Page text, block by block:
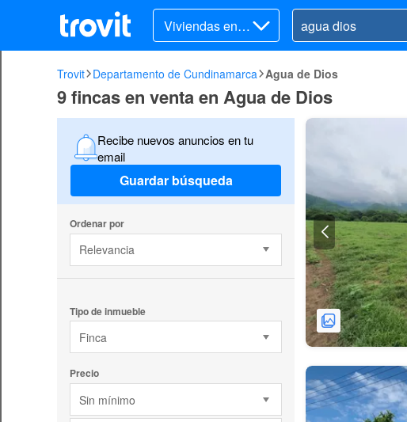
Viviendas en v
enta
Trovit Departamento de Cundinamarca Agua de Dios
9 fincas en venta en Agua de Dios
Recibe nuevos anuncios en tu
email
Guardar búsqueda
Ordenar por
Relevancia
Tipo de inmueble
Finca
Precio
Sin mínimo